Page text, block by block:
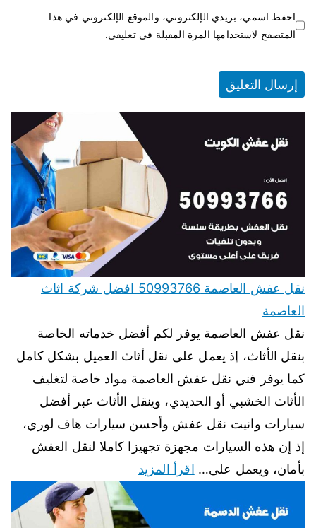
احفظ اسمي، بريدي الإلكتروني، والموقع الإلكتروني في هذا
المتصفح لاستخدامها المرة المقبلة في تعليقي.
نقل عفش العاصمة 50993766 افضل شركة اثاث
العاصمة
نقل عفش العاصمة يوفر لكم أفضل خدماته الخاصة
بنقل الأثاث، إذ يعمل على نقل أثاث العميل بشكل كامل
كما يوفر فني نقل عفش العاصمة مواد خاصة لتغليف
الأثاث الخشبي أو الحديدي، وينقل الأثاث عبر أفضل
سيارات وانيت نقل عفش وأحسن سيارات هاف لوري،
إذ إن هذه السيارات مجهزة تجهيزا كاملا لنقل العفش
بأمان، ويعمل على… اقرأ المزيد